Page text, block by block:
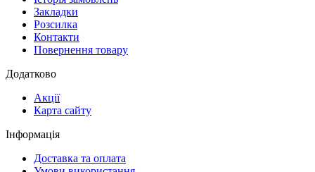
Закладки
Розсилка
Контакти
Повернення товару
Додатково
Акції
Карта сайту
Інформація
Доставка та оплата